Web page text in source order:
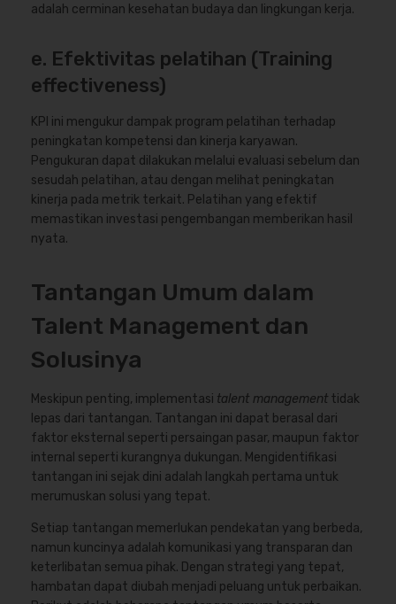
adalah cerminan kesehatan budaya dan lingkungan kerja.
e. Efektivitas pelatihan (Training
effectiveness)
KPI ini mengukur dampak program pelatihan terhadap
peningkatan kompetensi dan kinerja karyawan.
Pengukuran dapat dilakukan melalui evaluasi sebelum dan
sesudah pelatihan, atau dengan melihat peningkatan
kinerja pada metrik terkait. Pelatihan yang efektif
memastikan investasi pengembangan memberikan hasil
nyata.
Tantangan Umum dalam
Talent Management dan
Solusinya
Meskipun penting, implementasi talent management tidak
lepas dari tantangan. Tantangan ini dapat berasal dari
faktor eksternal seperti persaingan pasar, maupun faktor
internal seperti kurangnya dukungan. Mengidentifikasi
tantangan ini sejak dini adalah langkah pertama untuk
merumuskan solusi yang tepat.
Setiap tantangan memerlukan pendekatan yang berbeda,
namun kuncinya adalah komunikasi yang transparan dan
keterlibatan semua pihak. Dengan strategi yang tepat,
hambatan dapat diubah menjadi peluang untuk perbaikan.